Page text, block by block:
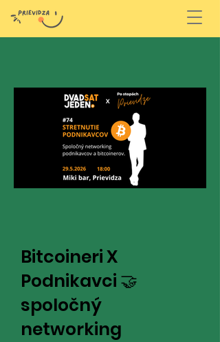
Bitcoineri X
Podnikavci 🤝
spoločný
networking